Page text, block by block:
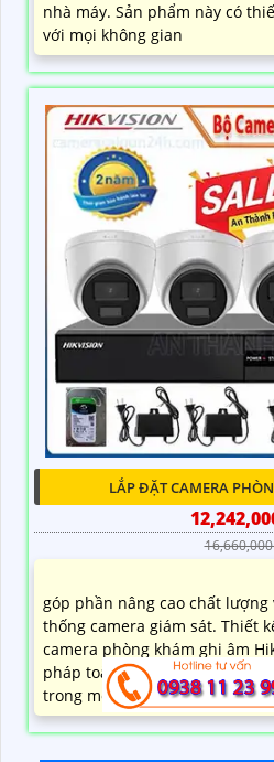
nhà máy. Sản phẩm này có
với mọi không gian
LẮP ĐẶT CAMERA
góp phần nâng cao chất
thống camera giám sát. Thiết
camera phòng khám ghi âm
pháp toàn diện cho việc bảo
trong môi trường y tế